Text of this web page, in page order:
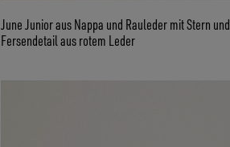
June Junior aus Nappa und Rauleder mit Stern und
Fersendetail aus rotem Leder